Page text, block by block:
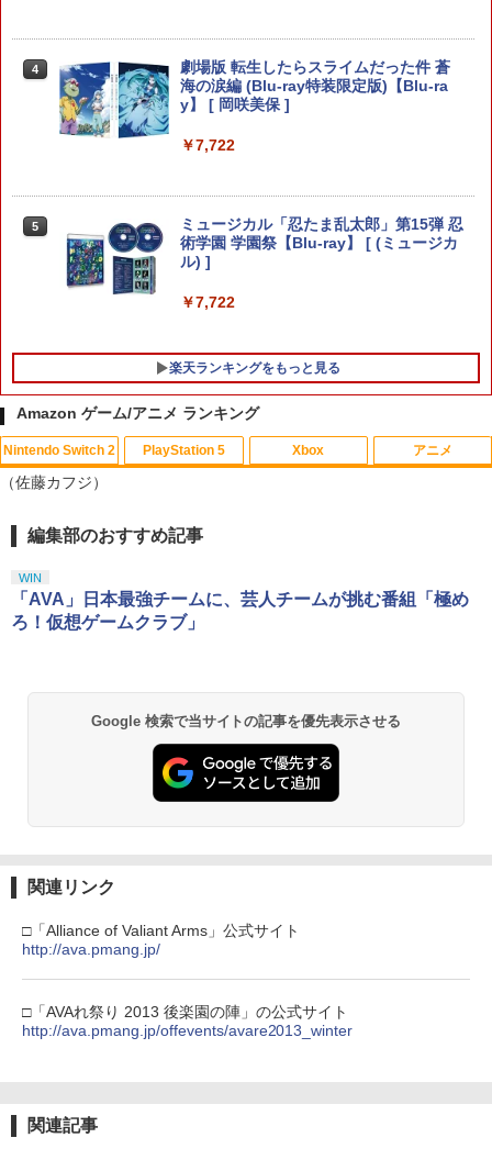
【Switch2】 POT-P-ABK2A
￥3,405
Game Source Entertainment 【封入特
典付】【Switch2】Starsand Island
（スターサンド・アイランド） [BEE-P-
ABB2B NSW2 スタ-サンド アイランド]
￥5,540
4 【中古】PS5EDENS ZERO
￥3,840
5
【当店独自で＋P10倍★要エントリー】
【中古】[PS5] ドラゴンクエストVII Rei
magined(ドラクエ7 リイマジンド) スク
4
劇場版 転生したらスライムだった件 蒼
海の涙編 (Blu-ray特装限定版)【Blu-ra
y】 [ 岡咲美保 ]
￥7,722
5
ミュージカル「忍たま乱太郎」第15弾 忍
術学園 学園祭【Blu-ray】 [ (ミュージカ
ル) ]
￥7,722
楽天ランキングをもっと見る
Amazon ゲーム/アニメ ランキング
Nintendo Switch 2
1
スプラトゥーン レイダース|オンライン
￥5,832
2 スプラトゥーン レイダース -Switch2
￥6,449
ンラインコード版
5
PlayStation 5
1
PlayStation 5 デジタル・エディション
￥55,000
Beast of Reincarnation -PS5 【特典】
プロダクトコード 封入
￥7,286
トローラー ミッドナイト ブラック(CFI-
ZCT2J01)
Xbox
1
【純正品】Xbox ワイヤレス コントロー
￥8,300
ラー (ロボット ホワイト)
4
￥2,618
アニメ
1
劇場版「鬼滅の刃」無限城編 第一章 猗
￥3,982
2
劇場版「鬼滅の刃」無限城編 第一章 猗
窩座再来 通常版 [DVD]
カー特典:【坤と離】二振りの剣、十翼よ
り来たる！スタジオ描き下ろしイラスト
￥10,780
（佐藤カフジ）
編集部のおすすめ記事
WIN
「AVA」日本最強チームに、芸人チームが挑む番組「極め
ろ！仮想ゲームクラブ」
Google 検索で当サイトの記事を優先表示させる
関連リンク
□「Alliance of Valiant Arms」公式サイト
http://ava.pmang.jp/
□「AVAれ祭り 2013 後楽園の陣」の公式サイト
http://ava.pmang.jp/offevents/avare2013_winter
関連記事